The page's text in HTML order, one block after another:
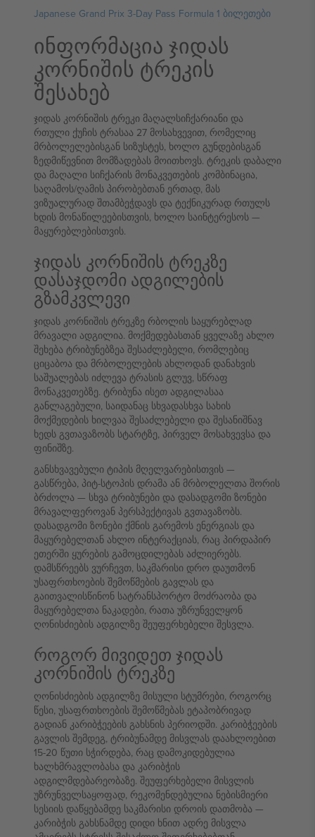
Japanese Grand Prix 3-Day Pass Formula 1 ბილეთები
ინფორმაცია ჯიდას
კორნიშის ტრეკის
შესახებ
ჯიდას კორნიშის ტრეკი მაღალსიჩქარიანი და
რთული ქუჩის ტრასაა 27 მოსახვევით, რომელიც
მრბოლელებისგან სიზუსტეს, ხოლო გუნდებისგან
ზედმიწევნით მომზადებას მოითხოვს. ტრეკის დაბალი
და მაღალი სიჩქარის მონაკვეთების კომბინაცია,
საღამოს/ღამის პირობებთან ერთად, მას
ვიზუალურად შთამბეჭდავს და ტექნიკურად რთულს
ხდის მონაწილეებისთვის, ხოლო საინტერესოს —
მაყურებლებისთვის.
ჯიდას კორნიშის ტრეკზე
დასაჯდომი ადგილების
გზამკვლევი
ჯიდას კორნიშის ტრეკზე რბოლის საყურებლად
მრავალი ადგილია. მოქმედებასთან ყველაზე ახლო
შეხება ტრიბუნებზეა შესაძლებელი, რომლებიც
ციცაბოა და მრბოლელების ახლოდან დანახვის
საშუალებას იძლევა ტრასის გლუვ, სწრაფ
მონაკვეთებზე. ტრიბუნა ისეთ ადგილასაა
განლაგებული, საიდანაც სხვადასხვა სახის
მოქმედების ხილვაა შესაძლებელი და შესანიშნავ
ხედს გვთავაზობს სტარტზე, პირველ მოსახვევსა და
ფინიშზე.
განსხვავებული ტიპის მღელვარებისთვის —
გასწრება, პიტ-სტოპის დრამა ან მრბოლელთა შორის
ბრძოლა — სხვა ტრიბუნები და დასადგომი ზონები
მრავალფეროვან პერსპექტივას გვთავაზობს.
დასადგომი ზონები ქმნის გარემოს ენერგიას და
მაყურებელთან ახლო ინტერაქციას, რაც პირდაპირ
ეთერში ყურების გამოცდილებას აძლიერებს.
დამსწრეებს ვურჩევთ, საკმარისი დრო დაუთმონ
უსაფრთხოების შემოწმების გავლას და
გაითვალისწინონ სატრანსპორტო მოძრაობა და
მაყურებელთა ნაკადები, რათა უზრუნველყონ
ღონისძიების ადგილზე შეუფერხებელი შესვლა.
როგორ მივიდეთ ჯიდას
კორნიშის ტრეკზე
ღონისძიების ადგილზე მისული სტუმრები, როგორც
წესი, უსაფრთხოების შემოწმებას ეტაპობრივად
გადიან კარიბჭეების გახსნის პერიოდში. კარიბჭეების
გავლის შემდეგ, ტრიბუნამდე მისვლას დაახლოებით
15-20 წუთი სჭირდება, რაც დამოკიდებულია
ხალხმრავლობასა და კარიბჭის
ადგილმდებარეობაზე. შეუფერხებელი მისვლის
უზრუნველსაყოფად, რეკომენდებულია ნებისმიერი
სესიის დაწყებამდე საკმარისი დროის დათმობა —
კარიბჭის გახსნამდე დიდი ხნით ადრე მისვლა